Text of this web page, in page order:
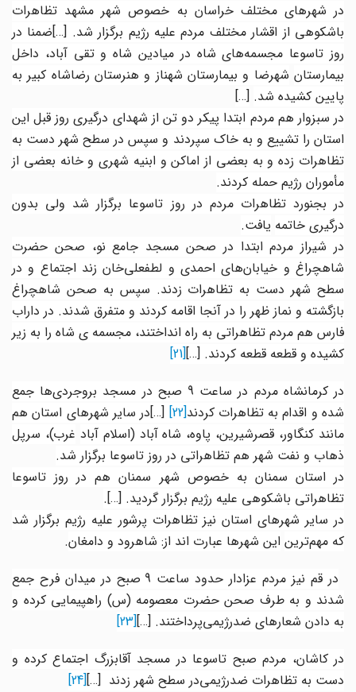
در شهرهای مختلف خراسان به خصوص شهر مشهد تظاهرات
باشکوهی از اقشار مختلف مردم علیه رژیم برگزار شد.[…]ضمنا در
روز تاسوعا مجسمه‌های شاه در میادین شاه و تقی آباد، داخل
بیمارستان شهرضا و بیمارستان شهناز و هنرستان رضاشاه کبیر به
پایین کشیده شد.
[…]
در سبزوار هم مردم ابتدا پیکر دو تن از شهدای درگیری روز قبل این
استان را تشییع و به خاک سپردند و سپس در سطح شهر دست به
تظاهرات زده و به بعضی از اماکن و ابنیه شهری و خانه بعضی از
مأموران رژیم حمله کردند.
در بجنورد تظاهرات مردم در روز تاسوعا برگزار شد ولی بدون
درگیری خاتمه یافت.
در شیراز مردم ابتدا در صحن مسجد جامع نو، صحن حضرت
شاهچراغ و خیابان‌های احمدی و لطفعلی‌خان زند اجتماع و در
سطح شهر دست به تظاهرات زدند. سپس به صحن شاهچراغ
بازگشته و نماز ظهر را در آنجا اقامه کردند و متفرق شدند. در داراب
فارس هم مردم تظاهراتی به راه انداختند، مجسمه ی شاه را به زیر
کشیده و قطعه قطعه کردند.[…]
[21]
در کرمانشاه مردم در ساعت 9 صبح در مسجد بروجردی‌ها جمع
شده و اقدام به تظاهرات کردند[22]
[…]در سایر شهرهای استان هم
مانند کنگاور، قصرشیرین، پاوه، شاه آباد (اسلام آباد غرب)، سرپل
ذهاب و نفت شهر هم تظاهراتی در روز تاسوعا برگزار شد.
در استان سمنان به خصوص شهر سمنان هم در روز تاسوعا
تظاهراتی باشکوهی علیه رژیم برگزار گردید.[…].
در سایر شهرهای استان نیز تظاهرات پرشور علیه رژیم برگزار شد
که مهم‌ترین این شهرها عبارت اند از: شاهرود و دامغان.
در قم نیز مردم عزادار حدود ساعت 9 صبح در میدان فرح جمع
شدند و به طرف صحن حضرت معصومه (س) راهپیمایی کرده و
به دادن شعارهای ضدرژیمی‌پرداختند.[…]
[23]
در کاشان، مردم صبح تاسوعا در مسجد آقابزرگ اجتماع کرده و
دست به تظاهرات ضدرژیمی‌در سطح شهر زدند[…]
[24]